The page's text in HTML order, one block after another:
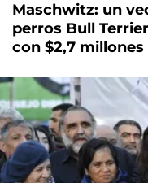
Maschwitz: un
perros Bull
con $2,7 millones